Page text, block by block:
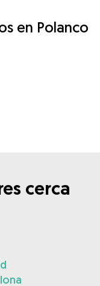
en Polanco
cerca